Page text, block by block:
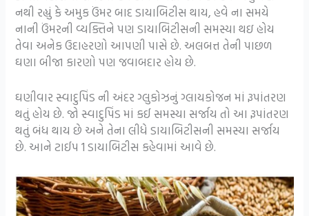
નથી રહ્યું કે અમુક ઉંમર બાદ ડાયાબિટીસ થાય, હવે ના સમયે
નાની ઉંમરની વ્યક્તિને પણ ડાયાબિટીસની સમસ્યા થઇ હોય
તેવા અનેક ઉદાહરણો આપણી પાસે છે. અલબત્ત તેની પાછળ
ઘણા બીજા કારણો પણ જવાબદાર હોય છે.
ઘણીવાર સ્વાદુપિંડ ની અંદર ગ્લુકોઝનું ગ્લાયકોજન માં રૂપાંતરણ
થતું હોય છે. જો સ્વાદુપિંડ માં કઈ સમસ્યા સર્જાય તો આ રૂપાંતરણ
થતું બંધ થાય છે અને તેના લીધે ડાયાબિટીસની સમસ્યા સર્જાય
છે. આને ટાઈપ 1 ડાયાબિટીસ કહેવામાં આવે છે.